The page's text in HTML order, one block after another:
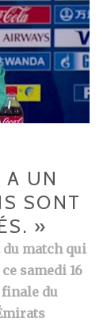
A UN
SONT
»
du match qui
samedi 16
finale du